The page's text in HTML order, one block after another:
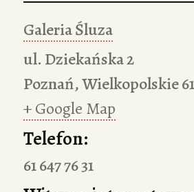
Galeria Śluza
ul. Dziekańska 2
Poznań,Wielkopolskie
+ Google Map
Telefon:
61 647 76 31